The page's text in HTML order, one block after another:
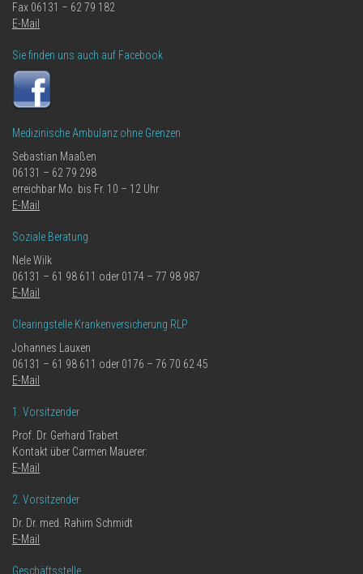
Fax 06131 – 62 79 182
E-Mail
Sie finden uns auch auf Facebook
Medizinische Ambulanz ohne Grenzen
Sebastian Maaßen
06131 – 62 79 298
erreichbar Mo. bis Fr. 10 – 12 Uhr
E-Mail
Soziale Beratung
Nele Wilk
06131 – 61 98 611 oder 0174 – 77 98 987
E-Mail
Clearingstelle Krankenversicherung RLP
Johannes Lauxen
06131 – 61 98 611 oder 0176 – 76 70 62 45
E-Mail
1. Vorsitzender
Prof. Dr. Gerhard Trabert
Kontakt über Carmen Mauerer:
E-Mail
2. Vorsitzender
Dr. Dr. med. Rahim Schmidt
E-Mail
Geschäftsstelle